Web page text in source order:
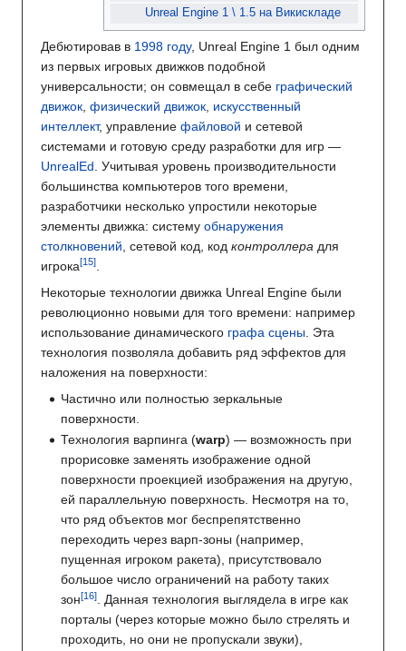
Unreal Engine 1 \ 1.5 на Викискладе
Дебютировав в 1998 году, Unreal Engine 1 был одним
из первых игровых движков подобной
универсальности; он совмещал в себе графический
движок физический движок искусственный
интеллект, управление файловой и сетевой
системами и готовую среду разработки для игр —
UnrealEd . Учитывая уровень производительности
большинства компьютеров того времени,
разработчики несколько упростили некоторые
элементы движка: систему обнаружения
столкновений , сетевой код, код контроллера для
игрока
Некоторые технологии движка Unreal Engine были
революционно новыми для того времени: например
использование динамического графа сцены . Эта
технология позволяла добавить ряд эффектов для
наложения на поверхности:
Частично или полностью зеркальные
поверхности.
Технология варпинга (warp) — возможность при
прорисовке заменять изображение одной
поверхности проекцией изображения на другую,
ей параллельную поверхность. Несмотря на то,
что ряд объектов мог беспрепятственно
переходить через варп-зоны (например,
пущенная игроком ракета), присутствовало
большое число ограничений на работу таких
зон
. Данная технология выглядела в игре как
порталы (через которые можно было стрелять и
проходить, но они не пропускали звуки),